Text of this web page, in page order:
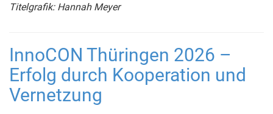
Titelgrafik: Hannah Meyer
InnoCON Thüringen 2026 –
Erfolg durch Kooperation und
Vernetzung